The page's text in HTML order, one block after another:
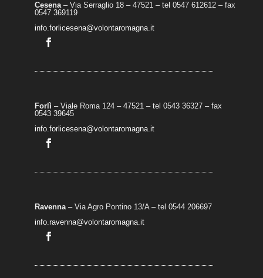
Cesena– Via Serraglio 18 – 47521 – tel 0547 612612 – fax
0547 369119
info.forlicesena@volontaromagna.it
Forlì – Viale Roma 124 – 47521 – tel 0543 36327 – fax
0543 39645
info.forlicesena@volontaromagna.it
Ravenna– Via Agro Pontino 13/A– tel 0544 206697
info.ravenna@volontaromagna.it